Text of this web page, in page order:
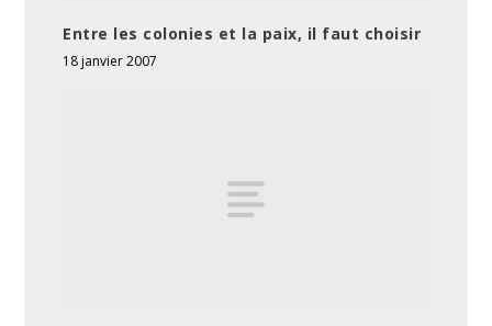
Entre les colonies et la paix, il faut choisir
18 janvier 2007